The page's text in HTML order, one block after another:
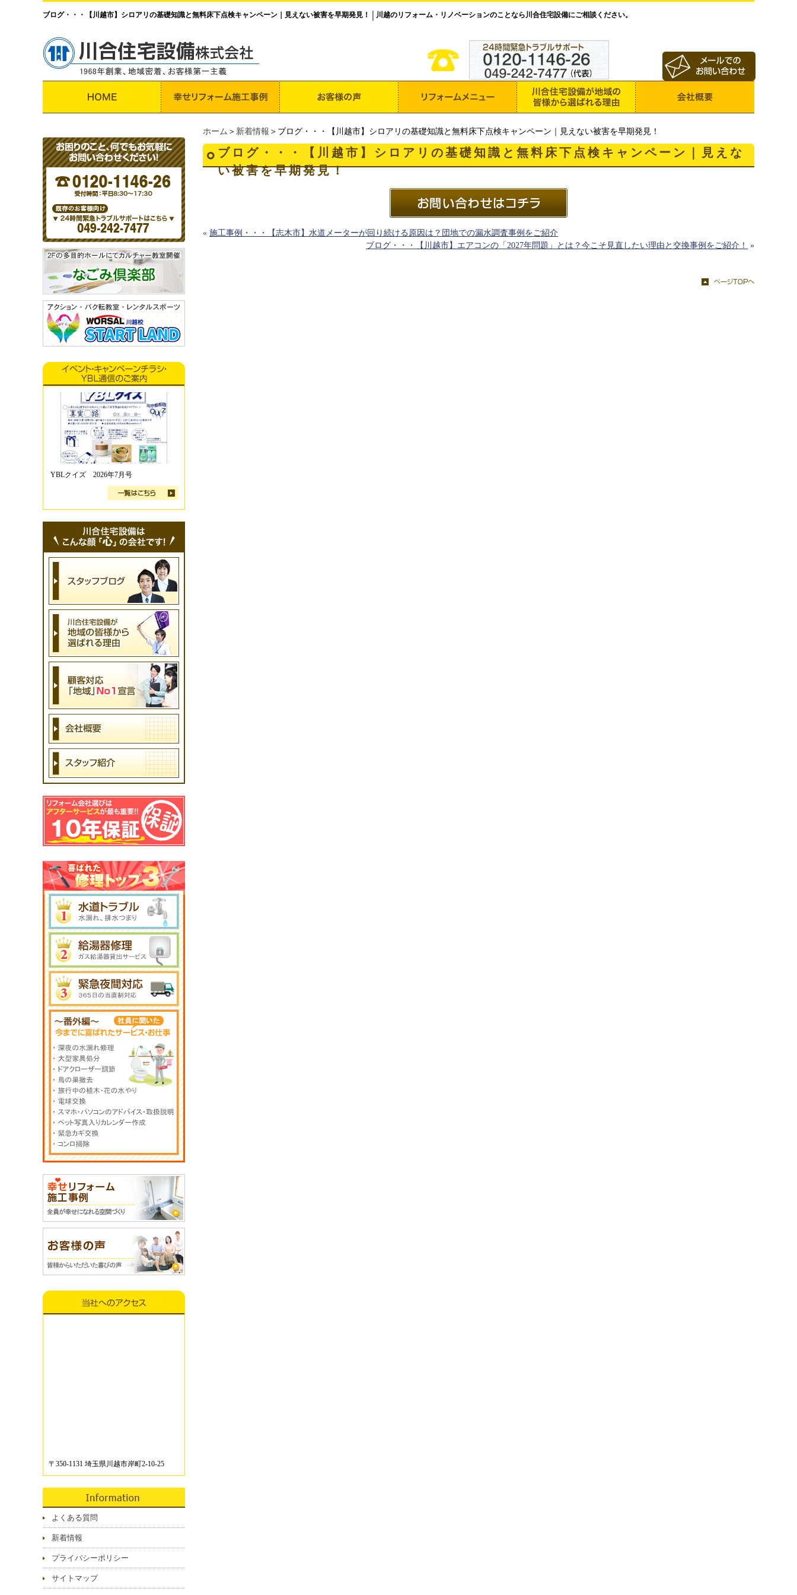
ブログ・・・【川越市】シロアリの基礎知識と無料床下点検キャンペーン｜見えない被害を早期発見！ 川越のリフォーム・リノベーションのことなら川合住宅設備にご相談ください。
ホーム ＞ 新着情報 ＞ブログ・・・【川越市】シロアリの基礎知識と無料床下点検キャンペーン｜見えない被害を早期発見！
ブログ・・・【川越市】シロアリの基礎知識と無料床下点検キャンペーン｜見えな
い被害を早期発見！
« 施工事例・・・【志木市】水道メーターが回り続ける原因は？団地での漏水調査事例をご紹介
ブログ・・・【川越市】エアコンの「2027年問題」とは？今こそ見直したい理由と交換事例をご紹介！
»
YBLクイズ 2026年7月号
〒350-1131 埼玉県川越市岸町2-10-25
よくある質問
新着情報
プライバシーポリシー
サイトマップ